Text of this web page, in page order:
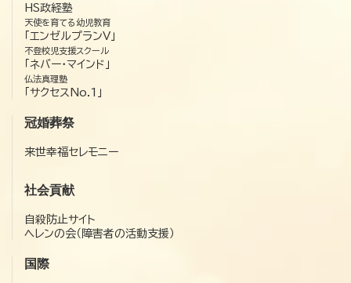
HS政経塾
天使を育てる幼児教育
「エンゼルプランV」
不登校児支援スクール
「ネバー・マインド」
仏法真理塾
「サクセスNo.1」
冠婚葬祭
来世幸福セレモニー
社会貢献
自殺防止サイト
ヘレンの会（障害者の活動支援）
国際